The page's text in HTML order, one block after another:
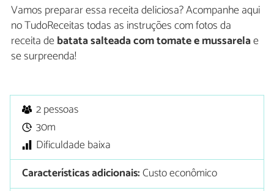
Vamos preparar essa receita deliciosa? Acompanhe aqui
no TudoReceitas todas as instruções com fotos da
receita debatata salteada com tomate e mussarelae
se surpreenda!
2 pessoas
30m
Dificuldade baixa
Características adicionais:Custo econômico